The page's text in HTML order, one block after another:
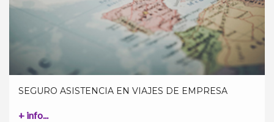
SEGURO ASISTENCIA EN VIAJES DE EMPRESA
+ info...